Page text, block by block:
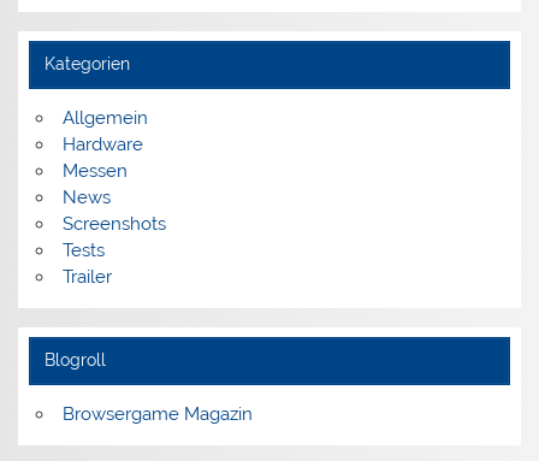
Kategorien
Allgemein
Hardware
Messen
News
Screenshots
Tests
Trailer
Blogroll
Browsergame Magazin